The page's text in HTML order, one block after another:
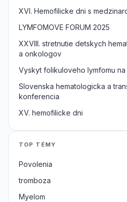
XVI. Hemofilicke dni s
LYMFOMOVE FORUM 2025
XXVIII. stretnutie detskych
a onkologov
Vyskyt folikuloveho lymfomu
Slovenska hematologicka a
konferencia
XV. hemofilicke dni
TOP TÉMY
Povolenia
tromboza
Myelom